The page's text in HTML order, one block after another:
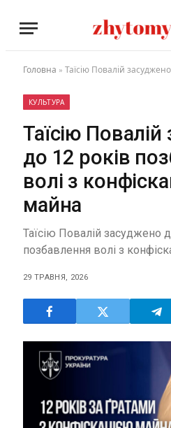
Головна » Таїсію Повалій засуджено до 12 років
КУЛЬТУРА
Таїсію
до 12 років
волі з
майна
Таїсію Повалій засуджено
позбавлення волі з
29 ТРАВНЯ, 2026